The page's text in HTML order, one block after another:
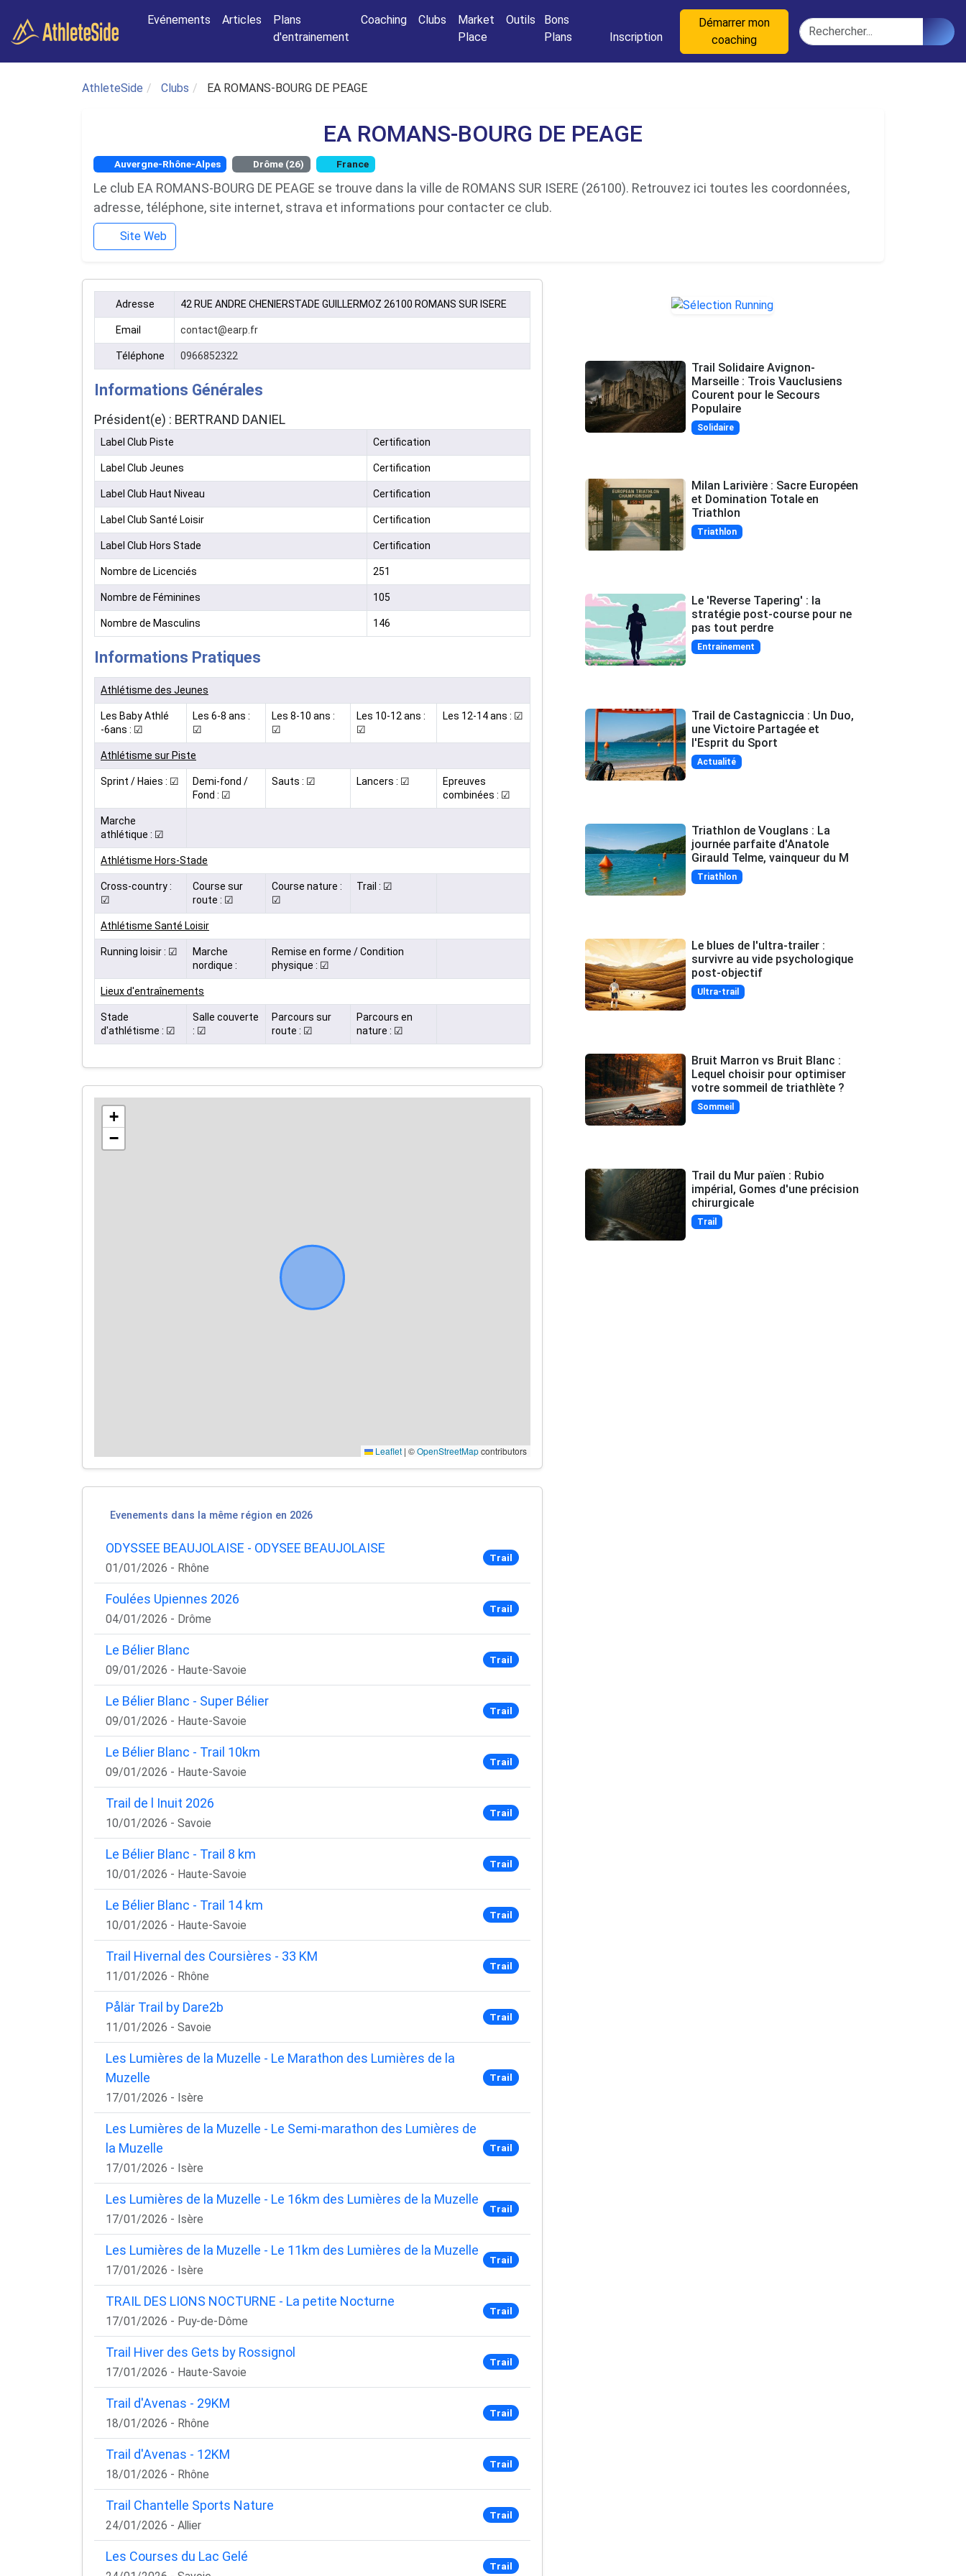
Evénements
Articles
Plans
d'entrainement
Coaching Clubs
Market
Place
Outils
Bons
Plans
Inscription
Démarrer mon
coaching
Rechercher
AthleteSide Clubs EA ROMANS-BOURG DE PEAGE
EA ROMANS-BOURG DE PEAGE
Auvergne-Rhône-Alpes Drôme (26) France
Le club EA ROMANS-BOURG DE PEAGE se trouve dans la ville de ROMANS SUR ISERE (26100). Retrouvez ici toutes les coordonnées,
adresse, téléphone, site internet, strava et informations pour contacter ce club.
Site Web
Adresse 42 RUE ANDRE CHENIERSTADE GUILLERMOZ 26100 ROMANS SUR ISERE
Email contact@earp.fr
Téléphone 0966852322
Informations Générales
Président(e) : BERTRAND DANIEL
Label Club Piste Certification
Label Club Jeunes Certification
Label Club Haut Niveau Certification
Label Club Santé Loisir Certification
Label Club Hors Stade Certification
Nombre de Licenciés 251
Nombre de Féminines 105
Nombre de Masculins 146
Informations Pratiques
Athlétisme des Jeunes
Les Baby Athlé
-6ans : ☑
Les 6-8 ans :
☑
Les 8-10 ans :
☑
Les 10-12 ans :
☑
Les 12-14 ans : ☑
Athlétisme sur Piste
Sprint / Haies : ☑
Demi-fond /
Fond : ☑
Sauts : ☑ Lancers : ☑
Epreuves
combinées : ☑
Marche
athlétique : ☑
Athlétisme Hors-Stade
Cross-country :
☑
Course sur
route : ☑
Course nature :
☑
Trail : ☑
Athlétisme Santé Loisir
Running loisir : ☑
Marche
nordique :
Remise en forme / Condition
physique : ☑
Lieux d'entraînements
Stade
d'athlétisme : ☑
Salle couverte
: ☑
Parcours sur
route : ☑
Parcours en
nature : ☑
+
−
Leaflet | ©OpenStreetMapcontributors
Evenements dans la même région en 2026
ODYSSEE BEAUJOLAISE - ODYSEE BEAUJOLAISE
01/01/2026 - Rhône
Trail
Foulées Upiennes 2026
04/01/2026 - Drôme
Trail
Le Bélier Blanc
09/01/2026 - Haute-Savoie
Trail
Le Bélier Blanc - Super Bélier
09/01/2026 - Haute-Savoie
Trail
Le Bélier Blanc - Trail 10km
09/01/2026 - Haute-Savoie
Trail
Trail de l Inuit 2026
10/01/2026 - Savoie
Trail
Le Bélier Blanc - Trail 8 km
10/01/2026 - Haute-Savoie
Trail
Le Bélier Blanc - Trail 14 km
10/01/2026 - Haute-Savoie
Trail
Trail Hivernal des Coursières - 33 KM
11/01/2026 - Rhône
Trail
Pålär Trail by Dare2b
11/01/2026 - Savoie
Trail
Les Lumières de la Muzelle - Le Marathon des Lumières de la
Muzelle
17/01/2026 - Isère
Trail
Les Lumières de la Muzelle - Le Semi-marathon des Lumières de
la Muzelle
17/01/2026 - Isère
Trail
Les Lumières de la Muzelle - Le 16km des Lumières de la Muzelle
17/01/2026 - Isère
Trail
Les Lumières de la Muzelle - Le 11km des Lumières de la Muzelle
17/01/2026 - Isère
Trail
TRAIL DES LIONS NOCTURNE - La petite Nocturne
17/01/2026 - Puy-de-Dôme
Trail
Trail Hiver des Gets by Rossignol
17/01/2026 - Haute-Savoie
Trail
Trail d'Avenas - 29KM
18/01/2026 - Rhône
Trail
Trail d'Avenas - 12KM
18/01/2026 - Rhône
Trail
Trail Chantelle Sports Nature
24/01/2026 - Allier
Trail
Les Courses du Lac Gelé
Trail
Trail Solidaire Avignon-
Marseille : Trois Vauclusiens
Courent pour le Secours
Populaire
Solidaire
Milan Larivière : Sacre Européen
et Domination Totale en
Triathlon
Triathlon
Le 'Reverse Tapering' : la
stratégie post-course pour ne
pas tout perdre
Entrainement
Trail de Castagniccia : Un Duo,
une Victoire Partagée et
l'Esprit du Sport
Actualité
Triathlon de Vouglans : La
journée parfaite d'Anatole
Girauld Telme, vainqueur du M
Triathlon
Le blues de l'ultra-trailer :
survivre au vide psychologique
post-objectif
Ultra-trail
Bruit Marron vs Bruit Blanc :
Lequel choisir pour optimiser
votre sommeil de triathlète ?
Sommeil
Trail du Mur païen : Rubio
impérial, Gomes d'une précision
chirurgicale
Trail